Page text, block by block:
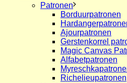
Patronen
Borduurpatronen
Ajourpatronen
Gerstenkorrel
Magic Canvas
Alfabetpatronen
Richelieupatronen